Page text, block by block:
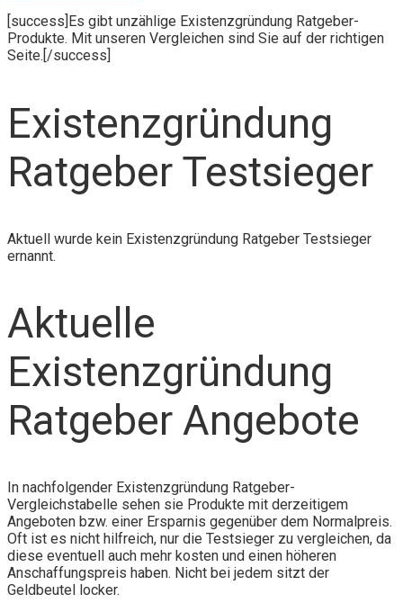
[success]Es gibt unzählige Existenzgründung Ratgeber-
Produkte. Mit unseren Vergleichen sind Sie auf der richtigen
Seite.[/success]
Existenzgründung
Ratgeber Testsieger
Aktuell wurde kein Existenzgründung Ratgeber Testsieger
ernannt.
Aktuelle
Existenzgründung
Ratgeber Angebote
In nachfolgender Existenzgründung Ratgeber-
Vergleichstabelle sehen sie Produkte mit derzeitigem
Angeboten bzw. einer Ersparnis gegenüber dem Normalpreis.
Oft ist es nicht hilfreich, nur die Testsieger zu vergleichen, da
diese eventuell auch mehr kosten und einen höheren
Anschaffungspreis haben. Nicht bei jedem sitzt der
Geldbeutel locker.